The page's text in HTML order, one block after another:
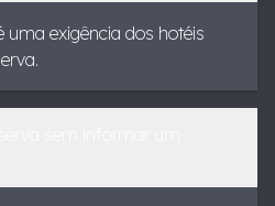
uma exigência dos hotéis